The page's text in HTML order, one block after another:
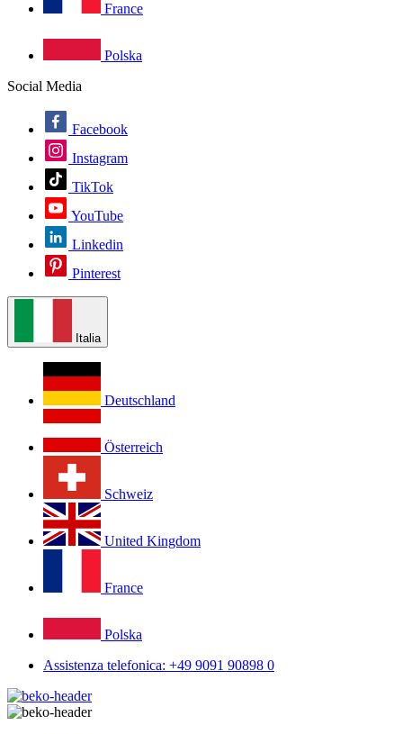
France
Polska
Social Media
Facebook
Instagram
TikTok
YouTube
Linkedin
Pinterest
Italia
Deutschland
Österreich
Schweiz
United Kingdom
France
Polska
Assistenza telefonica: +49 9091 90898 0